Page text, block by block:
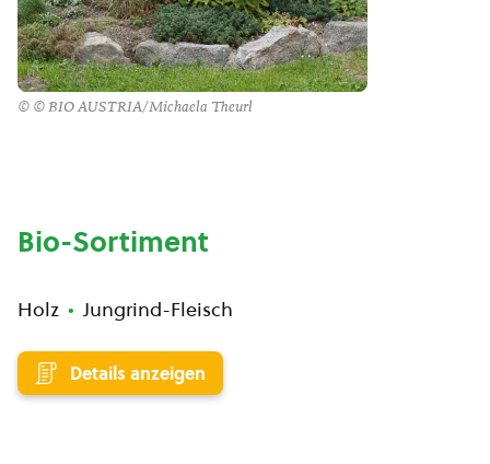
© © BIO AUSTRIA/Michaela Theurl
Bio-Sortiment
Holz Jungrind-Fleisch
Details anzeigen